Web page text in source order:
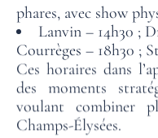
CHAMBRES
SERVICES
OFFRES
SITUATION
phares, avec show
Lanvin – 14h30 ;
Courrèges – 18h30 ;
Ces horaires dans
des moments
voulant combiner
Champs-Élysées.